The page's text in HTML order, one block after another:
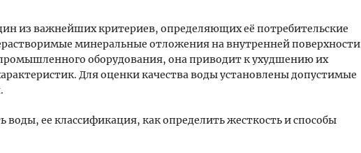
из важнейших критериев, определяющих её потребительские
минеральные отложения на внутренней поверхности
оборудования, она приводит к ухудшению их
Для оценки качества воды установлены допустимые